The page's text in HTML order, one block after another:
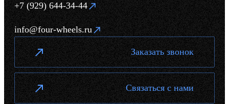
+7 (929) 644-34-44
info@four-wheels.ru
Заказать звонок
Связаться с нами